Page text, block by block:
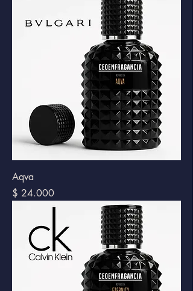
Aqva
Precio
$ 24.000